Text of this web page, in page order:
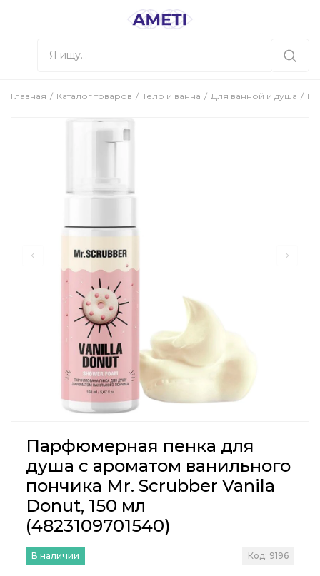
Главная Каталог товаров Тело и ванна Для ванной и душа
Парфюмерная пенка для
душа с ароматом ванильного
пончика Mr. Scrubber Vanila
Donut, 150 мл
(4823109701540)
В наличии Код: 9196